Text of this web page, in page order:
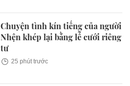
Chuyện tình kín tiếng của người
Nhện khép lại bằng lễ cưới riêng
tư
25 phút trước